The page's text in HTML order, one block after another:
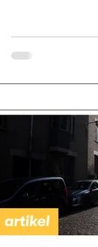
standplaats. Sindsdien verhuisden ze
van
vergaat het
ze in al die
ze hun
zien ze als